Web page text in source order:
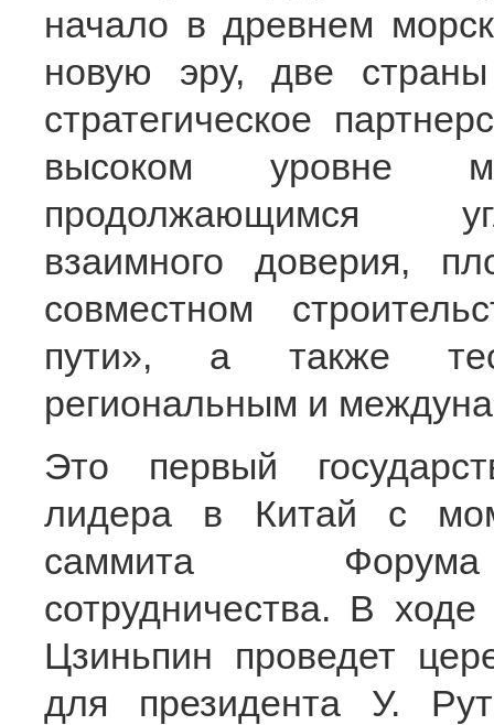
начало в древнем
новую эру, две
стратегическое
высоком уровне
продолжающимся
взаимного доверия,
совместном
пути», а также
региональным и
Это первый
лидера в Китай с
саммита Форума
сотрудничества. В
Цзиньпин проведет
для президента У.